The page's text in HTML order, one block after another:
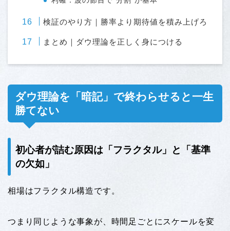
検証のやり方｜勝率より期待値を積み上げろ
まとめ｜ダウ理論を正しく身につける
ダウ理論を「暗記」で終わらせると一生
勝てない
初心者が詰む原因は「フラクタル」と「基準
の欠如」
相場はフラクタル構造です。
つまり同じような事象が、時間足ごとにスケールを変